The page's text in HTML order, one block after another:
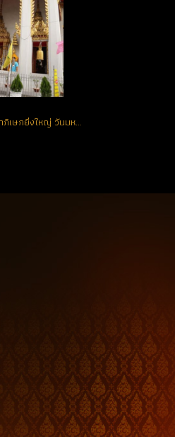
วาระที่ 2 พิธีมหาพุทธาภิเษกยิ่งใหญ่ วันมหาฤกษ์ วันศุกร์ที่ 25 มกราคมม 2556 ณ พระอุโบสถ วัดเอี่ยมวรนุช กรุงเทพ